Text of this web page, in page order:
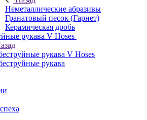
Неметаллические абразивы
Гранатовый песок (Гарнет)
Керамическая дробь
рукава V Hoses
рукава V Hoses
рукава